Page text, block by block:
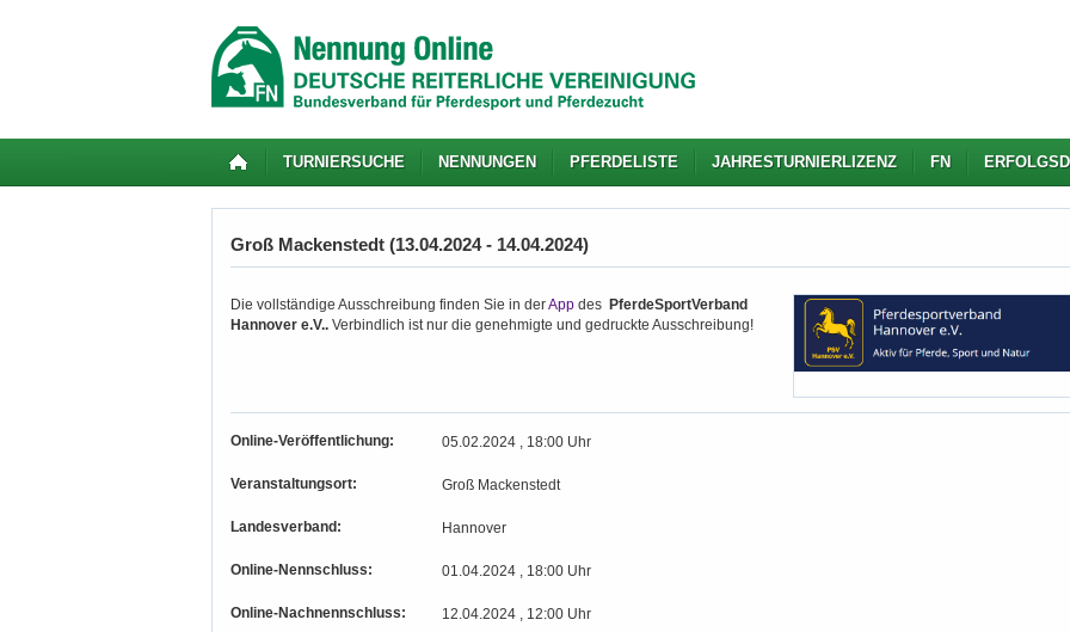
TURNIERSUCHE NENNUNGEN PFERDELISTE JAHRESTURNIERLIZENZ FN
Groß Mackenstedt (13.04.2024 - 14.04.2024)
Die vollständige Ausschreibung finden Sie in derApp des PferdeSportVerband
Hannover e.V.. Verbindlich ist nur die genehmigte und gedruckte Ausschreibung!
Online-Veröffentlichung: 05.02.2024 , 18:00 Uhr
Veranstaltungsort: Groß Mackenstedt
Landesverband: Hannover
Online-Nennschluss: 01.04.2024 , 18:00 Uhr
Online-Nachnennschluss: 12.04.2024 , 12:00 Uhr